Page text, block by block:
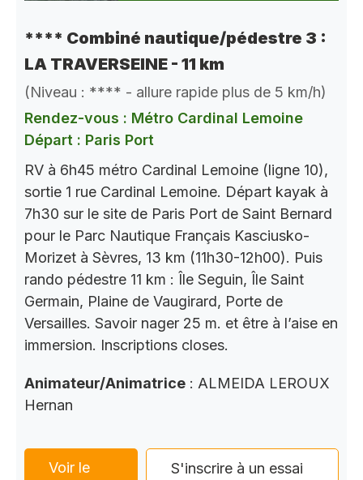
**** Combiné nautique/pédestre 3 :
LA TRAVERSEINE - 11 km
(Niveau : **** - allure rapide plus de 5 km/h)
Rendez-vous : Métro Cardinal Lemoine
Départ : Paris Port
RV à 6h45 métro Cardinal Lemoine (ligne 10),
sortie 1 rue Cardinal Lemoine. Départ kayak à
7h30 sur le site de Paris Port de Saint Bernard
pour le Parc Nautique Français Kasciusko-
Morizet à Sèvres, 13 km (11h30-12h00). Puis
rando pédestre 11 km : Île Seguin, Île Saint
Germain, Plaine de Vaugirard, Porte de
Versailles. Savoir nager 25 m. et être à l’aise en
immersion. Inscriptions closes.
Animateur/Animatrice : ALMEIDA LEROUX
Hernan
Voir le
S'inscrire à un essai